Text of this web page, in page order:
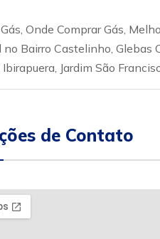
Onde Comprar Gás,
Bairro Castelinho, Glebas
Ibirapuera, Jardim São
de Contato